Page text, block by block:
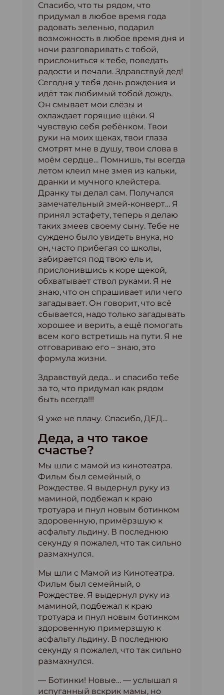
Спасибо, что ты рядом, что
придумал в любое время года
радовать зеленью, подарил
возможность в любое время дня и
ночи разговаривать с тобой,
прислониться к тебе, поведать
радости и печали. Здравствуй дед!
Сегодня у тебя день рождения и
идёт так любимый тобой дождь.
Он смывает мои слёзы и
охлаждает горящие щёки. Я
чувствую себя ребёнком. Твои
руки на моих щеках, твои глаза
смотрят мне в душу, твои слова в
моём сердце… Помнишь, ты всегда
летом клеил мне змея из кальки,
дранки и мучного клейстера.
Дранку ты делал сам. Получался
замечательный змей-конверт… Я
принял эстафету, теперь я делаю
таких змеев своему сыну. Тебе не
суждено было увидеть внука, но
он, часто прибегая со школы,
забирается под твою ель и,
прислонившись к коре щекой,
обхватывает ствол руками. Я не
знаю, что он спрашивает или чего
загадывает. Он говорит, что всё
сбывается, надо только загадывать
хорошее и верить, а ещё помогать
всем кого встретишь на пути. Я не
отговариваю его – знаю, это
формула жизни.
Здравствуй деда… и спасибо тебе
за то, что придумал как рядом
быть всегда!!!
Я уже не плачу. Спасибо, ДЕД…
Деда, а что такое
счастье?
Мы шли с мамой из кинотеатра.
Фильм был семейный, о
Рождестве. Я выдернул руку из
маминой, подбежал к краю
тротуара и пнул новым ботинком
здоровенную, примёрзшую к
асфальту льдину. В последнюю
секунду я пожалел, что так сильно
размахнулся.
Мы шли с Мамой из Кинотеатра.
Фильм был семейный, о
Рождестве. Я выдернул руку из
маминой, подбежал к краю
тротуара и пнул новым ботинком
здоровенную примерзшую к
асфальту льдину. В последнюю
секунду я пожалел, что так сильно
размахнулся.
— Ботинки! Новые… — услышал я
испуганный вскрик мамы, но